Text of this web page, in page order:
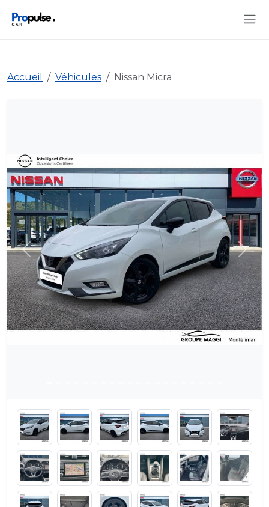
Accueil Véhicules Nissan Micra
Précédent